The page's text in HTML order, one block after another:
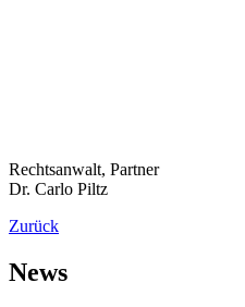
Rechtsanwalt, Partner
Dr. Carlo Piltz
Zurück
News